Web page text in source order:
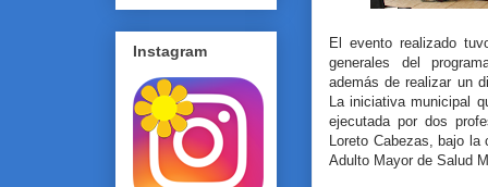
El evento realizado
generales del
además de realizar un
La iniciativa municipal
ejecutada por dos
Loreto Cabezas, bajo la
Adulto Mayor de Salud
Instagram